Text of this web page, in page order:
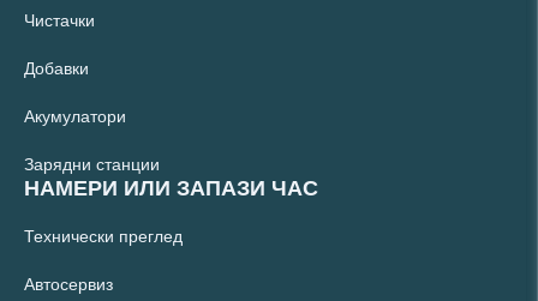
Чистачки
Добавки
Акумулатори
Зарядни станции
НАМЕРИ ИЛИ ЗАПАЗИ ЧАС
Технически преглед
Автосервиз